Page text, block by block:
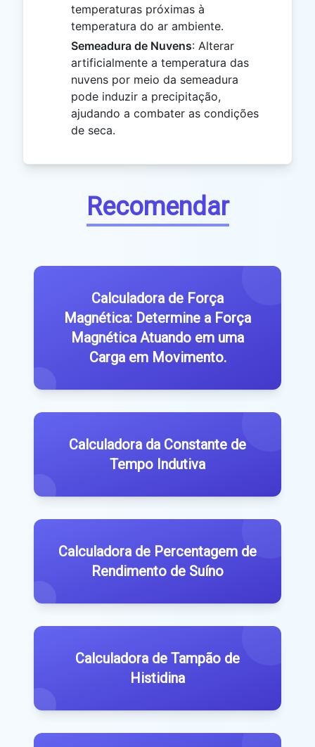
temperaturas próximas à
temperatura do ar ambiente.
Semeadura de Nuvens: Alterar
artificialmente a temperatura das
nuvens por meio da semeadura
pode induzir a precipitação,
ajudando a combater as condições
de seca.
Recomendar
Calculadora de Força
Magnética: Determine a Força
Magnética Atuando em uma
Carga em Movimento.
Calculadora da Constante de
Tempo Indutiva
Calculadora de Percentagem de
Rendimento de Suíno
Calculadora de Tampão de
Histidina